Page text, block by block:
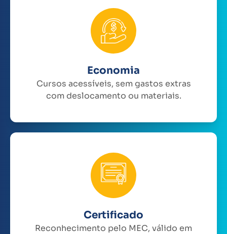
Economia
Cursos acessíveis, sem gastos extras
com deslocamento ou materiais.
Certificado
Reconhecimento pelo MEC, válido em